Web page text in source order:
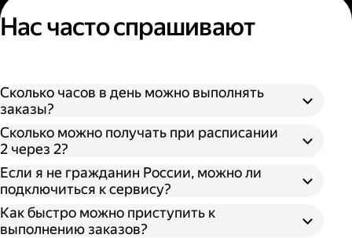
Нас часто спрашивают
Сколько часов в день можно выполнять
заказы?
Сколько можно получать при расписании
2 через 2?
Если я не гражданин России, можно ли
подключиться к сервису?
Как быстро можно приступить к
выполнению заказов?